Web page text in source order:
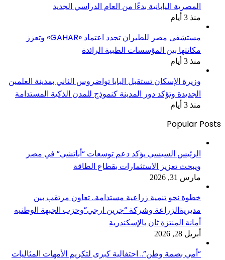
المصرية اليابانية بدءًا من العام الدراسي الجديد
منذ 3 أيام
مستشفى مصر للطيران تجدد اعتماد «GAHAR» وتعزز
مكانتها بين المؤسسات الطبية الرائدة
منذ 3 أيام
وزيرة الإسكان تستقبل البابا تواضروس الثاني بمدينة العلمين
الجديدة وتؤكد دور المدينة كنموذج للمدن الذكية المستدامة
منذ 3 أيام
Popular Posts
الرئيس السيسي يؤكد دعم توسعات “أباتشي” في مصر
ويبحث تعزيز الاستثمارات بقطاع الطاقة
مارس 31, 2026
خطوة نحو تنمية زراعية مستدامة.. تعاون مرتقب بين
مديريةالزراعة وشركة “جرين ارجي”وحزب الجبهة الوطنيه
أمانة المنتزة ثان بالإسكندرية
أبريل 28, 2026
“أمي بصمة وطن”.. احتفالية كبرى لتكريم الأمهات المثاليات